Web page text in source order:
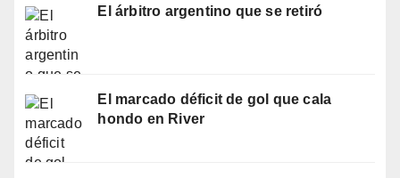
El árbitro argentino que se retiró
El marcado déficit de gol que cala
hondo en River